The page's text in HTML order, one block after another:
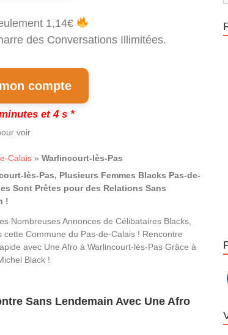
1,14€
des Conversations Illimitées.
compte
et 3 s *
voir
Calais » Warlincourt-lès-Pas
lès-Pas, Plusieurs Femmes Blacks Pas-de-
Sont Prêtes pour des Relations Sans
!
Nombreuses Annonces de Célibataires Blacks,
cette Commune du Pas-de-Calais ! Rencontre
avec Une Afro à Warlincourt-lès-Pas Grâce à
Black !
Sans Lendemain Avec Une Afro